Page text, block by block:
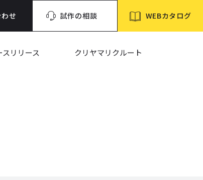
せ 試作の相談 WEBカタログ
スリリース クリヤマリクルート